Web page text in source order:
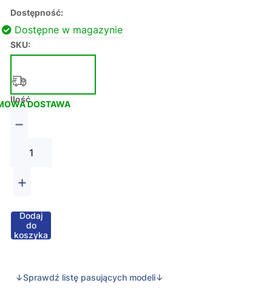
Dostępność:
Dostępne w magazynie
SKU:
DOSTAWA
Ilość
−
+
Dodaj
do
koszyka
↓Sprawdź listę pasujących modeli↓